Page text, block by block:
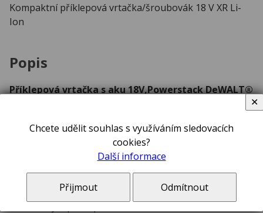
Kompaktní příklepová vrtačka/šroubovák 18 V XR Li-
Ion
Popis
Příklepová vrtačka s aku 18V,Powerstack DeWALT®
Rysy, znaky
Kompaktní příklepová vrtačka 18 V XR Li-Ion je
vybavena novou, vylepšenou baterií řady XR
Lehká konstrukce umožňuje použití i na místech s
Chcete udělit souhlas s využíváním sledovacích
cookies?
Další informace
Přijmout Odmítnout
✕